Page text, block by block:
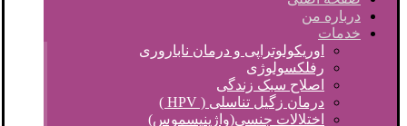
درباره من
خدمات
اوریکولوتراپی و درمان ناباروری
رفلکسولوژی
اصلاح سبک زندگی
درمان زگیل تناسلی ( HPV )
اختلالات جنسی(واژینیسموس)